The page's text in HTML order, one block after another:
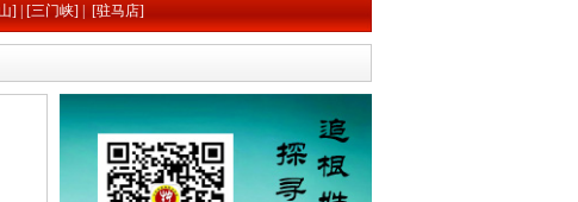
] [三门峡] [驻马店]